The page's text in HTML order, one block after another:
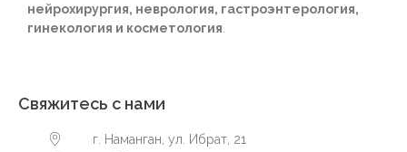
нейрохирургия, неврология, гастроэнтерология,
гинекология и косметология
Свяжитесь с нами
г. Наманган, ул. Ибрат, 21